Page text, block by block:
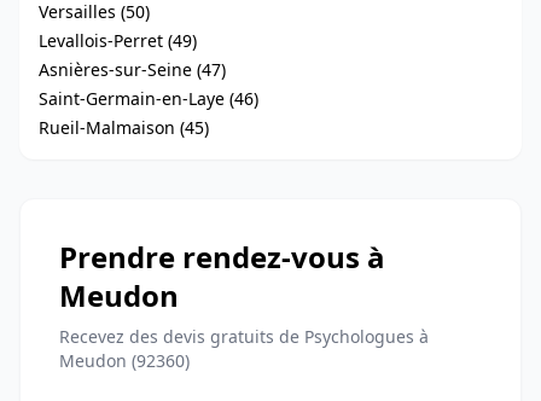
Versailles (50)
Levallois-Perret (49)
Asnières-sur-Seine (47)
Saint-Germain-en-Laye (46)
Rueil-Malmaison (45)
Prendre rendez-vous à
Meudon
Recevez des devis gratuits de Psychologues à
Meudon (92360)